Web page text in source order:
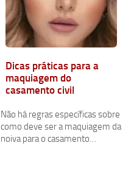
Dicas práticas para a
maquiagem do
casamento civil
Não há regras específicas sobre
como deve ser a maquiagem da
noiva para o casamento…